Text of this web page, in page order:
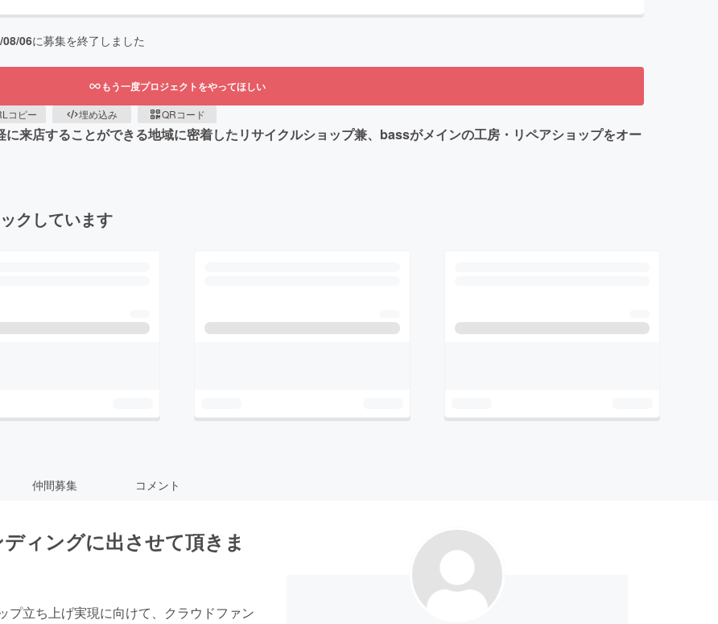
08/06に募集を終了しました
もう一度プロジェクトをやってほしい
コピー 埋め込み QRコード
来店することができる地域に密着したリサイクルショップ兼、bassがメインの工房・リペアショップをオー
クしています
仲間募集 コメント
ィングに出させて頂きま
プ立ち上げ実現に向けて、クラウドファン